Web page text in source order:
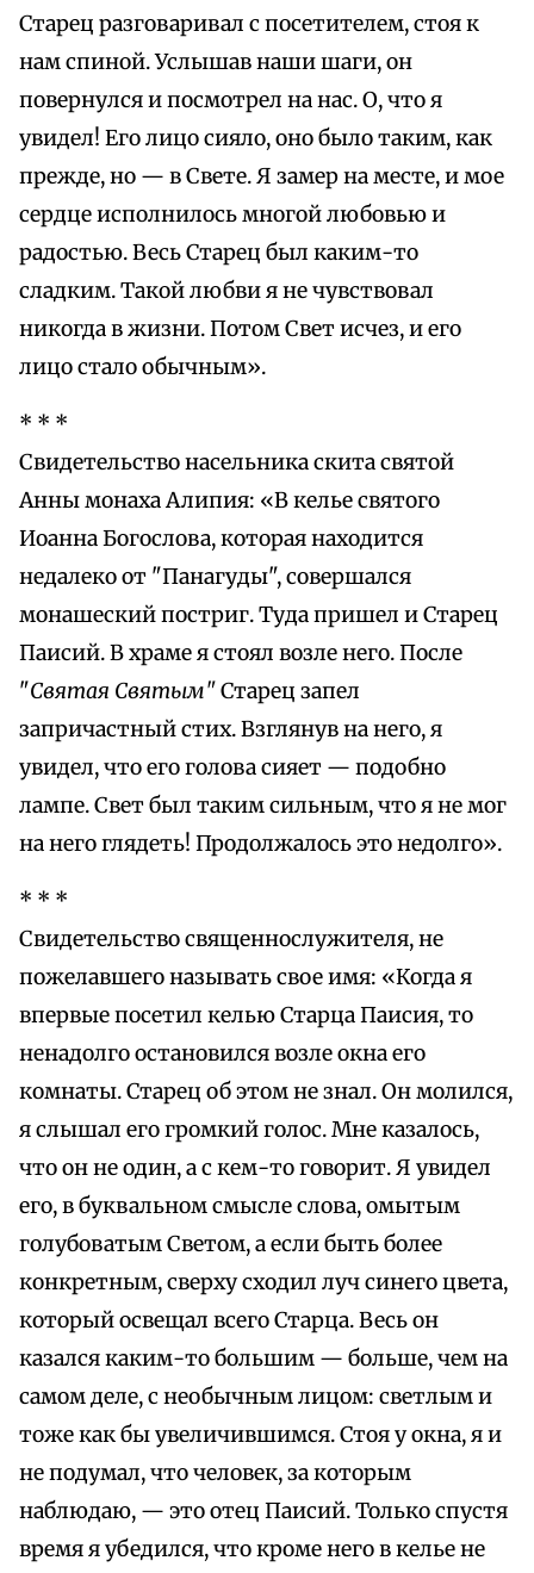
Старец разговаривал с посетителем, стоя к
нам спиной. Услышав наши шаги, он
повернулся и посмотрел на нас. О, что я
увидел! Его лицо сияло, оно было таким, как
прежде, но — в Свете. Я замер на месте, и мое
сердце исполнилось многой любовью и
радостью. Весь Старец был каким-то
сладким. Такой любви я не чувствовал
никогда в жизни. Потом Свет исчез, и его
лицо стало обычным».
* * *
Свидетельство насельника скита святой
Анны монаха Алипия: «В келье святого
Иоанна Богослова, которая находится
недалеко от "Панагуды", совершался
монашеский постриг. Туда пришел и Старец
Паисий. В храме я стоял возле него. После
"Святая Святым"Старец запел
запричастный стих. Взглянув на него, я
увидел, что его голова сияет — подобно
лампе. Свет был таким сильным, что я не мог
на него глядеть! Продолжалось это недолго».
* * *
Свидетельство священнослужителя, не
пожелавшего называть свое имя: «Когда я
впервые посетил келью Старца Паисия, то
ненадолго остановился возле окна его
комнаты. Старец об этом не знал. Он молился,
я слышал его громкий голос. Мне казалось,
что он не один, а с кем-то говорит. Я увидел
его, в буквальном смысле слова, омытым
голубоватым Светом, а если быть более
конкретным, сверху сходил луч синего цвета,
который освещал всего Старца. Весь он
казался каким-то большим — больше, чем на
самом деле, с необычным лицом: светлым и
тоже как бы увеличившимся. Стоя у окна, я и
не подумал, что человек, за которым
наблюдаю, — это отец Паисий. Только спустя
время я убедился, что кроме него в келье не